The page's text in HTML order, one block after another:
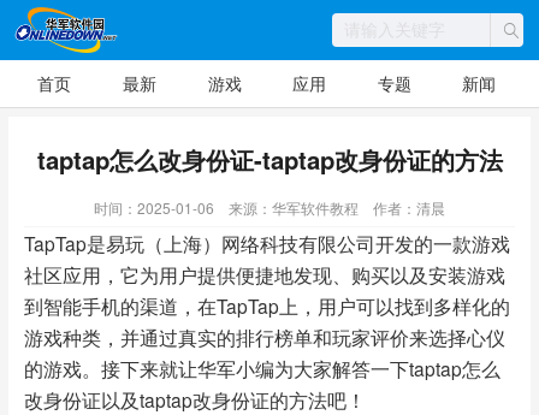
首页 最新 游戏 应用 专题 新闻
taptap怎么改身份证-taptap改身份证的方法
时间：2025-01-06 来源：华军软件教程 作者：清晨
TapTap是易玩（上海）网络科技有限公司开发的一款游戏
社区应用，它为用户提供便捷地发现、购买以及安装游戏
到智能手机的渠道，在TapTap上，用户可以找到多样化的
游戏种类，并通过真实的排行榜单和玩家评价来选择心仪
的游戏。接下来就让华军小编为大家解答一下taptap怎么
改身份证以及taptap改身份证的方法吧！